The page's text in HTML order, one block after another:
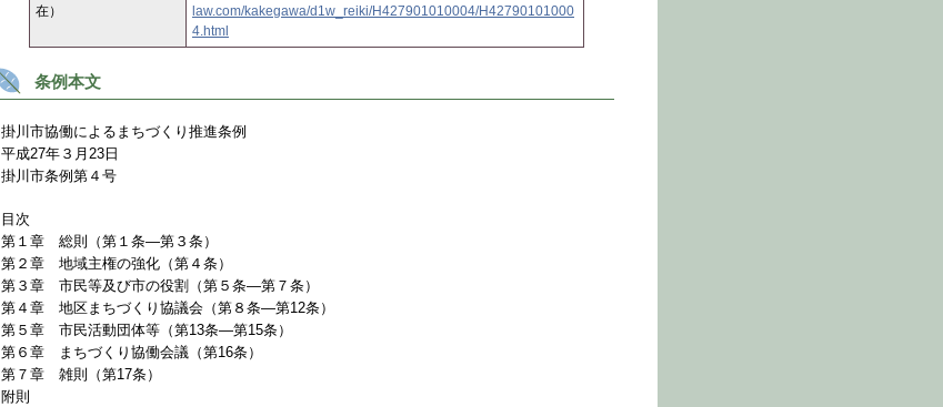
在）
law.com/kakegawa/d1w_reiki/H427901010004/H42790101000
4.html
条例本文
掛川市協働によるまちづくり推進条例
平成27年３月23日
掛川市条例第４号
目次
第１章 総則（第１条―第３条）
第２章 地域主権の強化（第４条）
第３章 市民等及び市の役割（第５条―第７条）
第４章 地区まちづくり協議会（第８条―第12条）
第５章 市民活動団体等（第13条―第15条）
第６章 まちづくり協働会議（第16条）
第７章 雑則（第17条）
附則